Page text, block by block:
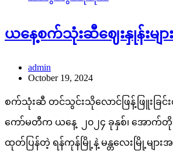
ယနေ့စက်သုံးဆီဈေးနှုန်းများ
admin
October 19, 2024
စက်သုံးဆီ တင်သွင်းသိုလောင်ဖြန့်ဖြူးခြင်း
ကော်မတီက ယနေ့ ၂၀၂၄ ခုနှစ်၊ အောက်တို
ထုတ်ပြန်တဲ့ ရန်ကုန်မြို့နဲ့ မန္တလေးမြို့မျ